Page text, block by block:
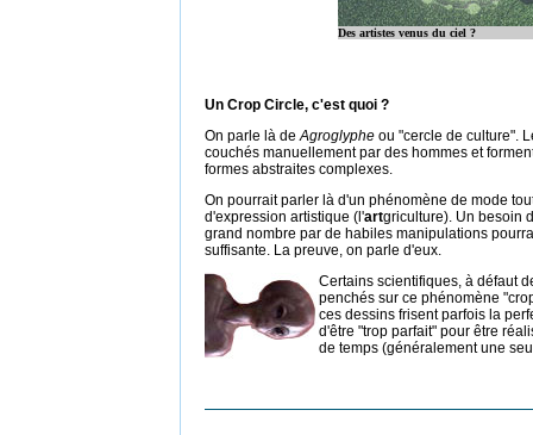
Des artistes venus du ciel ?
Un Crop Circle, c'est quoi ?
On parle là deAgroglyphe ou "cercle de culture".
couchés manuellement par des hommes et
formes abstraites complexes.
On pourrait parler là d'un phénomène de mode
d'expression artistique (l'artgriculture). Un besoin
grand nombre par de habiles manipulations
suffisante. La preuve, on parle d'eux.
Certains scientifiques, à défaut
penchés sur ce phénomène
ces dessins frisent parfois la
d'être "trop parfait" pour être
de temps (généralement une